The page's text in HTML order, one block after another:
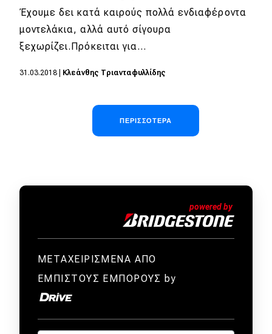
Έχουμε δει κατά καιρούς πολλά ενδιαφέροντα
μοντελάκια, αλλά αυτό σίγουρα
ξεχωρίζει.Πρόκειται για…
31.03.2018 Κλεάνθης Τριανταφυλλίδης
ΠΕΡΙΣΣΌΤΕΡΑ
ΜΕΤΑΧΕΙΡΙΣΜΕΝΑ ΑΠΟ
ΕΜΠΙΣΤΟΥΣ ΕΜΠΟΡΟΥΣ by